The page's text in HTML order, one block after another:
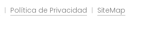
Política de Privacidad SiteMap